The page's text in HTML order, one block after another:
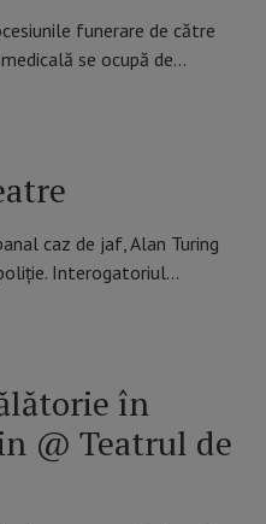
funerare de către
se ocupă de…
caz de jaf, Alan Turing
Interogatoriul…
în
@ Teatrul de